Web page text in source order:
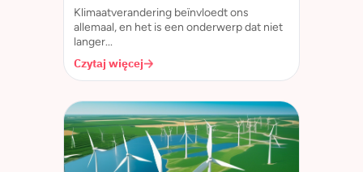
Klimaatverandering beïnvloedt ons
allemaal, en het is een onderwerp dat niet
langer...
Czytaj więcej